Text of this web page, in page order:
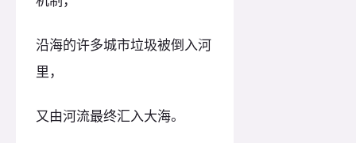
沿海的许多城市垃圾被倒入河
里，
又由河流最终汇入大海。